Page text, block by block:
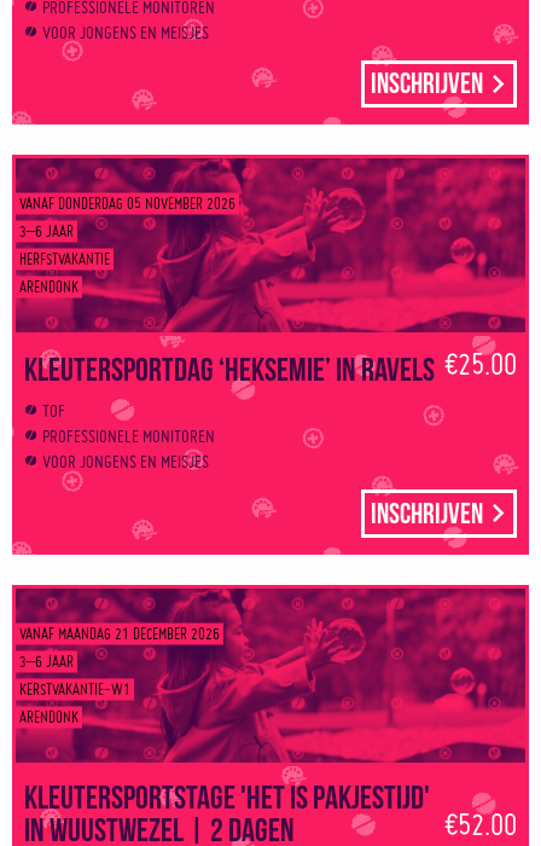
PROFESSIONELE MONITOREN
VOOR JONGENS EN MEISJES
Inschrijven
VANAF DONDERDAG 05 NOVEMBER 2026
3–6 JAAR
HERFSTVAKANTIE
ARENDONK
Kleutersportdag ‘Heksemie’ in Ravels €25.00
TOF
PROFESSIONELE MONITOREN
VOOR JONGENS EN MEISJES
Inschrijven
VANAF MAANDAG 21 DECEMBER 2026
3–6 JAAR
KERSTVAKANTIE-W1
ARENDONK
Kleutersportstage 'Het is pakjestijd'
in Wuustwezel | 2 dagen
€52.00